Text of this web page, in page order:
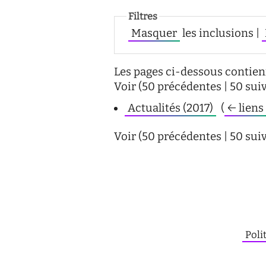
Filtres
Masquer les inclusions |
Les pages ci-dessous
Voir (50 précédentes | 50
Actualités (2017)
( ← liens
Voir (50 précédentes | 50